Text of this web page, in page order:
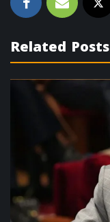
Related Posts